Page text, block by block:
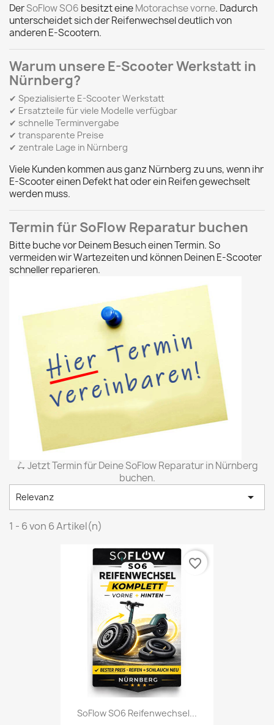
DerSoFlow SO6 besitzt eineMotorachse vorne. Dadurch
unterscheidet sich der Reifenwechsel deutlich von
anderen E-Scootern.
Warum unsere E-Scooter Werkstatt in
Nürnberg?
✔ Spezialisierte E-Scooter Werkstatt
✔ Ersatzteile für viele Modelle verfügbar
✔ schnelle Terminvergabe
✔ transparente Preise
✔ zentrale Lage in Nürnberg
Viele Kunden kommen aus ganz Nürnberg zu uns, wenn ihr
E-Scooter einen Defekt hat oder ein Reifen gewechselt
werden muss.
Termin für SoFlow Reparatur buchen
Bitte buche vor Deinem Besuch einen Termin. So
vermeiden wir Wartezeiten und können Deinen E-Scooter
schneller reparieren.
🛴 Jetzt Termin für Deine SoFlow Reparatur in Nürnberg
buchen.
Relevanz 
1 - 6 von 6 Artikel(n)
SoFlow SO6 Reifenwechsel...
favorite_border